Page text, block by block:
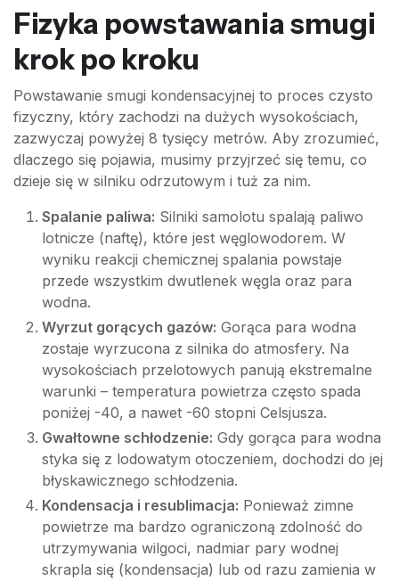
Fizyka powstawania smugi
krok po kroku
Powstawanie smugi kondensacyjnej to proces czysto
fizyczny, który zachodzi na dużych wysokościach,
zazwyczaj powyżej 8 tysięcy metrów. Aby zrozumieć,
dlaczego się pojawia, musimy przyjrzeć się temu, co
dzieje się w silniku odrzutowym i tuż za nim.
Spalanie paliwa: Silniki samolotu spalają paliwo
lotnicze (naftę), które jest węglowodorem. W
wyniku reakcji chemicznej spalania powstaje
przede wszystkim dwutlenek węgla oraz para
wodna.
Wyrzut gorących gazów: Gorąca para wodna
zostaje wyrzucona z silnika do atmosfery. Na
wysokościach przelotowych panują ekstremalne
warunki – temperatura powietrza często spada
poniżej -40, a nawet -60 stopni Celsjusza.
Gwałtowne schłodzenie: Gdy gorąca para wodna
styka się z lodowatym otoczeniem, dochodzi do jej
błyskawicznego schłodzenia.
Kondensacja i resublimacja: Ponieważ zimne
powietrze ma bardzo ograniczoną zdolność do
utrzymywania wilgoci, nadmiar pary wodnej
skrapla się (kondensacja) lub od razu zamienia w